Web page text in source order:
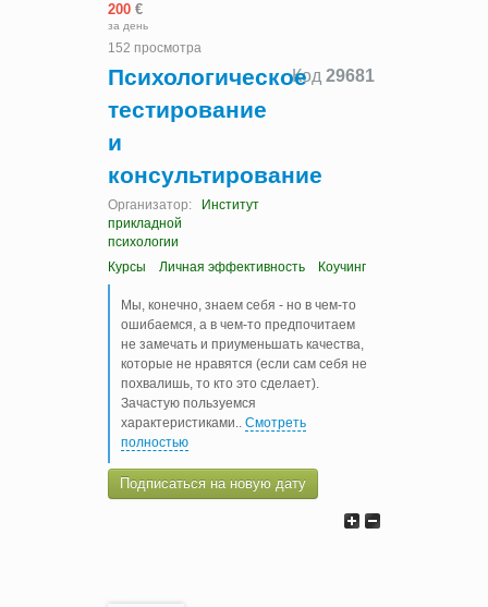
200 €
за день
152 просмотра
Код 29681
Психологическое
тестирование
и
консультирование
Организатор:
Институт
прикладной
психологии
Курсы
Личная эффективность Коучинг
Мы, конечно, знаем себя - но в чем-то
ошибаемся, а в чем-то предпочитаем
не замечать и приуменьшать качества,
которые не нравятся (если сам себя не
похвалишь, то кто это сделает).
Зачастую пользуемся
характеристиками.. Смотреть
полностью
Подписаться на новую дату